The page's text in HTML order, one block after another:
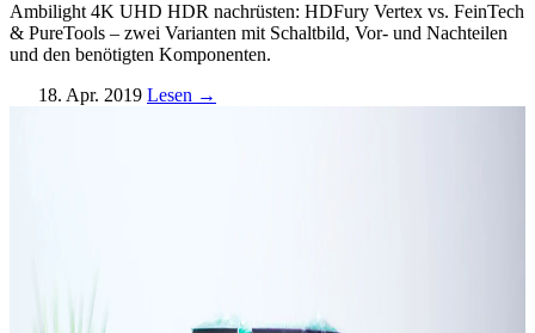
Ambilight 4K UHD HDR nachrüsten: HDFury Vertex vs. FeinTech
& PureTools – zwei Varianten mit Schaltbild, Vor- und Nachteilen
und den benötigten Komponenten.
18. Apr. 2019 Lesen →